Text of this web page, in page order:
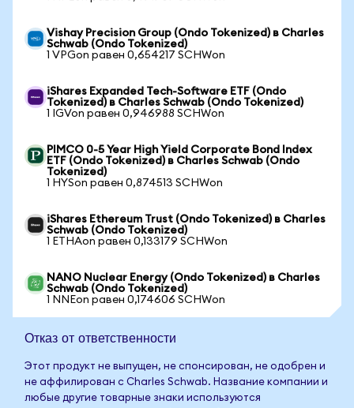
Vishay Precision Group (Ondo Tokenized) в Charles
Schwab (Ondo Tokenized)
1 VPGon равен 0,654217 SCHWon
iShares Expanded Tech-Software ETF (Ondo
Tokenized) в Charles Schwab (Ondo Tokenized)
1 IGVon равен 0,946988 SCHWon
PIMCO 0-5 Year High Yield Corporate Bond Index
ETF (Ondo Tokenized) в Charles Schwab (Ondo
Tokenized)
1 HYSon равен 0,874513 SCHWon
iShares Ethereum Trust (Ondo Tokenized) в Charles
Schwab (Ondo Tokenized)
1 ETHAon равен 0,133179 SCHWon
NANO Nuclear Energy (Ondo Tokenized) в Charles
Schwab (Ondo Tokenized)
1 NNEon равен 0,174606 SCHWon
Отказ от ответственности
Этот продукт не выпущен, не спонсирован, не одобрен и
не аффилирован с Charles Schwab. Название компании и
любые другие товарные знаки используются